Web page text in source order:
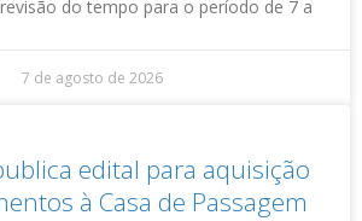
do tempo para o período de 7 a
7 de agosto de 2026
edital para aquisição
à Casa de Passagem